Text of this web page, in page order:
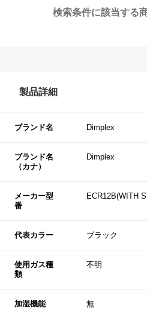
検索条件に該当する
製品詳細
ブランド名 Dimplex
ブランド名
（カナ）
Dimplex
メーカー型
番
ECR12B(WITH
代表カラー ブラック
使用ガス種
類
不明
加湿機能 無